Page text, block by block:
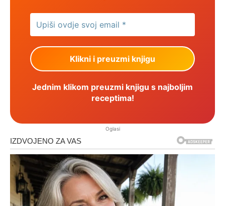
Jednim klikom preuzmi knjigu s najboljim
receptima!
Oglasi